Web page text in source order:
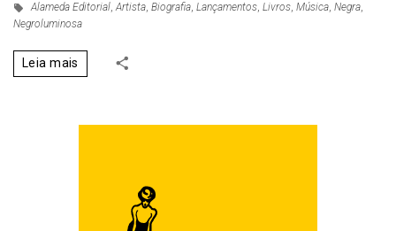
Alameda Editorial,Artista, Biografia, Lançamentos, Livros, Música, Negra,
Negroluminosa
Leia mais